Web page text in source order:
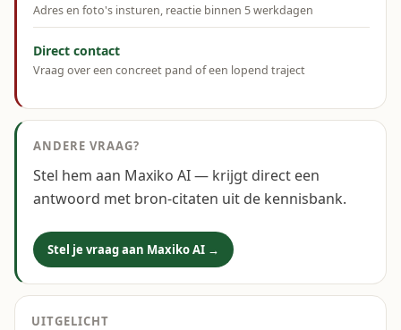
Adres en foto's insturen, reactie binnen 5 werkdagen
Direct contact
Vraag over een concreet pand of een lopend traject
ANDERE VRAAG?
Stel hem aan Maxiko AI — krijgt direct een
antwoord met bron-citaten uit de kennisbank.
Stel je vraag aan Maxiko AI →
UITGELICHT